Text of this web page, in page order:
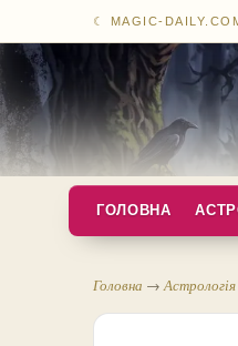
☾ MAGIC-
ГОЛОВНА
Головна → Астрологія